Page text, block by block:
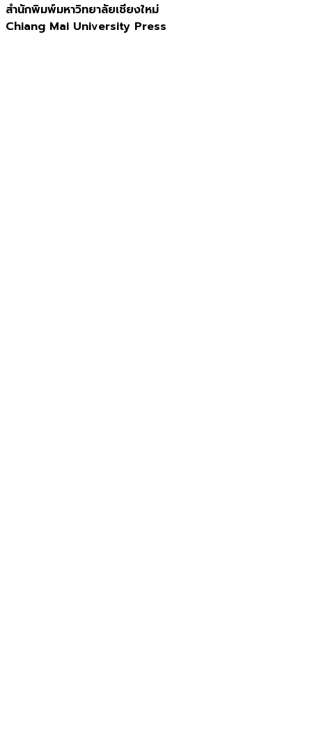
สำนักพิมพ์มหาวิทยาลัยเชียงใหม่
Chiang Mai University Press